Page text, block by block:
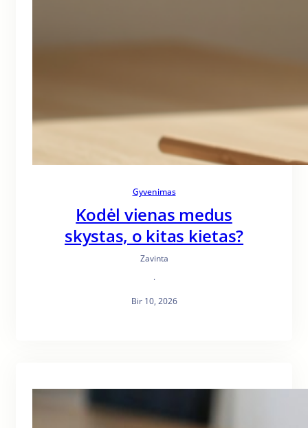
Gyvenimas
Kodėl vienas medus
skystas, o kitas kietas?
Zavinta
·
Bir 10, 2026